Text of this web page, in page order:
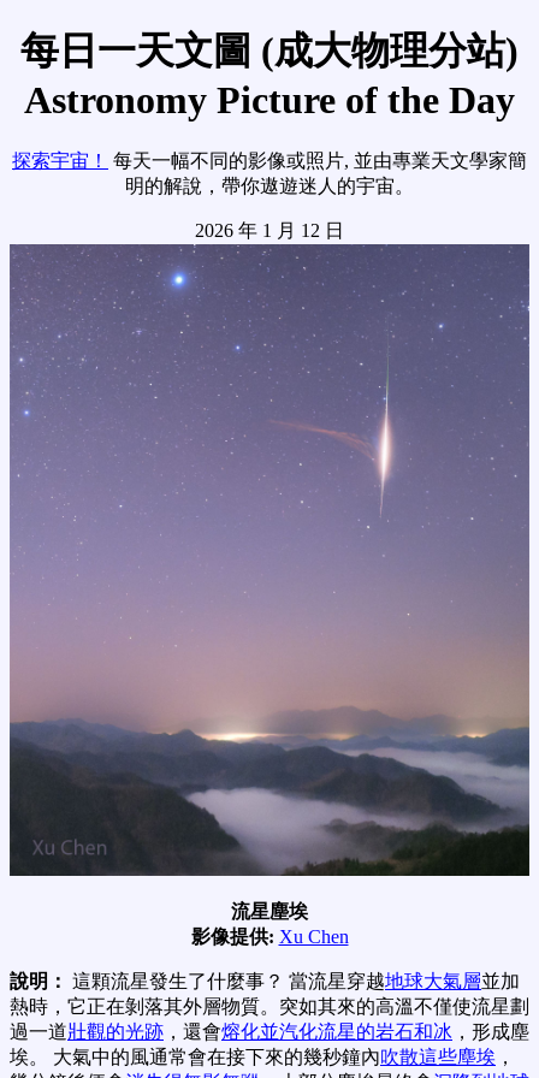
每日一天文圖 (成大物理分站)
Astronomy Picture of the Day
探索宇宙！
每天一幅不同的影像或照片, 並由專業天文學家簡
明的解說，帶你遨遊迷人的宇宙。
2026 年 1 月 12 日
流星塵埃
影像提供: Xu Chen
說明： 這顆流星發生了什麼事？ 當流星穿越地球大氣層並加
熱時，它正在剝落其外層物質。突如其來的高溫不僅使流星劃
過一道壯觀的光跡 ，還會熔化並汽化流星的岩石和冰 ，形成塵
埃。 大氣中的風通常會在接下來的幾秒鐘內吹散這些塵埃 ，